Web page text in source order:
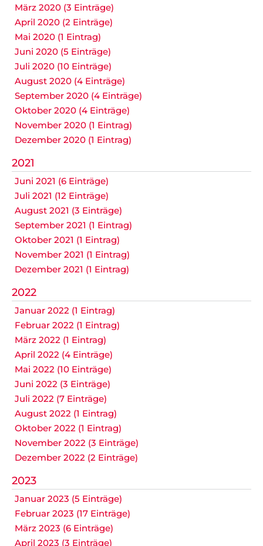
März 2020 (3 Einträge)
April 2020 (2 Einträge)
Mai 2020 (1 Eintrag)
Juni 2020 (5 Einträge)
Juli 2020 (10 Einträge)
August 2020 (4 Einträge)
September 2020 (4 Einträge)
Oktober 2020 (4 Einträge)
November 2020 (1 Eintrag)
Dezember 2020 (1 Eintrag)
2021
Juni 2021 (6 Einträge)
Juli 2021 (12 Einträge)
August 2021 (3 Einträge)
September 2021 (1 Eintrag)
Oktober 2021 (1 Eintrag)
November 2021 (1 Eintrag)
Dezember 2021 (1 Eintrag)
2022
Januar 2022 (1 Eintrag)
Februar 2022 (1 Eintrag)
März 2022 (1 Eintrag)
April 2022 (4 Einträge)
Mai 2022 (10 Einträge)
Juni 2022 (3 Einträge)
Juli 2022 (7 Einträge)
August 2022 (1 Eintrag)
Oktober 2022 (1 Eintrag)
November 2022 (3 Einträge)
Dezember 2022 (2 Einträge)
2023
Januar 2023 (5 Einträge)
Februar 2023 (17 Einträge)
März 2023 (6 Einträge)
April 2023 (3 Einträge)